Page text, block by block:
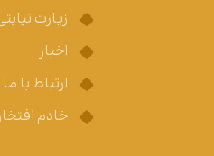
زیارت
اخبار
ارتباط با ما
خادم